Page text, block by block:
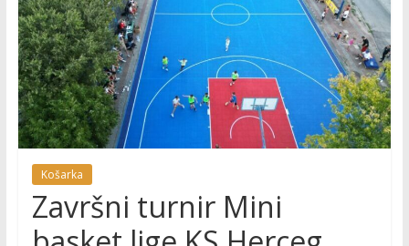
Košarka
Završni turnir Mini